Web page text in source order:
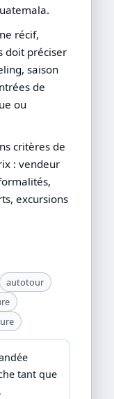
récif,
doit préciser
saison
de
ou
critères de
: vendeur
excursions
autotour
tant que